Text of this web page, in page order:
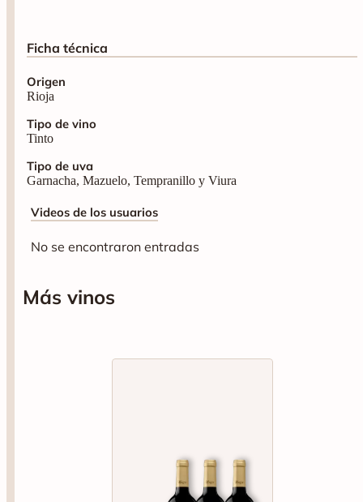
Ficha técnica
Origen
Rioja
Tipo de vino
Tinto
Tipo de uva
Garnacha, Mazuelo, Tempranillo y Viura
Videos de los usuarios
No se encontraron entradas
Más vinos